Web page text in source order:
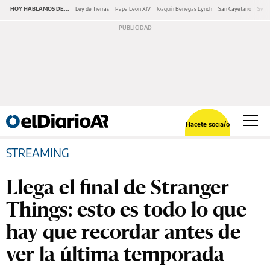
HOY HABLAMOS DE... Ley de Tierras Papa León XIV Joaquín Benegas Lynch San Cayetano
Hacete socia/o
STREAMING
Llega el final de Stranger
Things: esto es todo lo que
hay que recordar antes de
ver la última temporada